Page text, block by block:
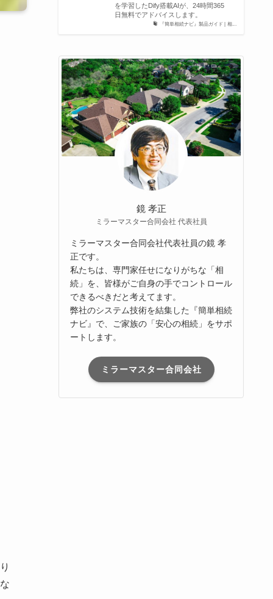
『簡単相続ナビ』製品ガイド | 相...
を学習したDify搭載AIが、24時間365
日無料でアドバイスします。
鏡 孝正
ミラーマスター合同会社 代表社員
ミラーマスター合同会社代表社員の鏡 孝
正です。
私たちは、専門家任せになりがちな「相
続」を、皆様がご自身の手でコントロール
できるべきだと考えてます。
弊社のシステム技術を結集した『簡単相続
ナビ』で、ご家族の「安心の相続」をサポ
ートします。
ミラーマスター合同会社